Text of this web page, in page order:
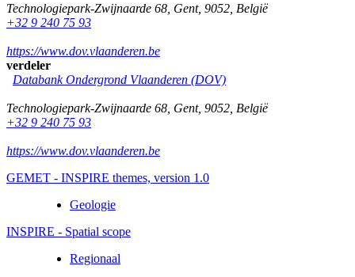
Technologiepark-Zwijnaarde 68 Gent, 9052 België
+32 9 240 75 93
https://www.dov.vlaanderen.be
verdeler
Databank Ondergrond Vlaanderen (DOV)
Technologiepark-Zwijnaarde 68 Gent, 9052 België
+32 9 240 75 93
https://www.dov.vlaanderen.be
GEMET - INSPIRE themes, version 1.0
Geologie
INSPIRE - Spatial scope
Regionaal